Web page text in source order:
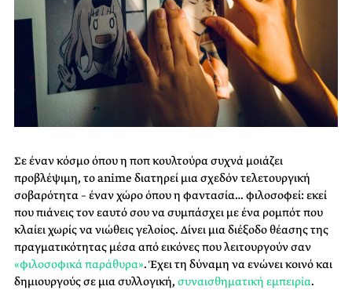
Σε έναν κόσμο όπου η ποπ κουλτούρα συχνά μοιάζει
προβλέψιμη, το anime διατηρεί μια σχεδόν τελετουργική
σοβαρότητα – έναν χώρο όπου η φαντασία… φιλοσοφεί: εκεί
που πιάνεις τον εαυτό σου να συμπάσχει με ένα ρομπότ που
κλαίει χωρίς να νιώθεις γελοίος. Δίνει μια διέξοδο θέασης της
πραγματικότητας μέσα από εικόνες που λειτουργούν σαν
«φιλοσοφικά παράθυρα». Έχει τη δύναμη να ενώνει κοινό και
δημιουργούς σε μια συλλογική, συναισθηματική εμπειρία.